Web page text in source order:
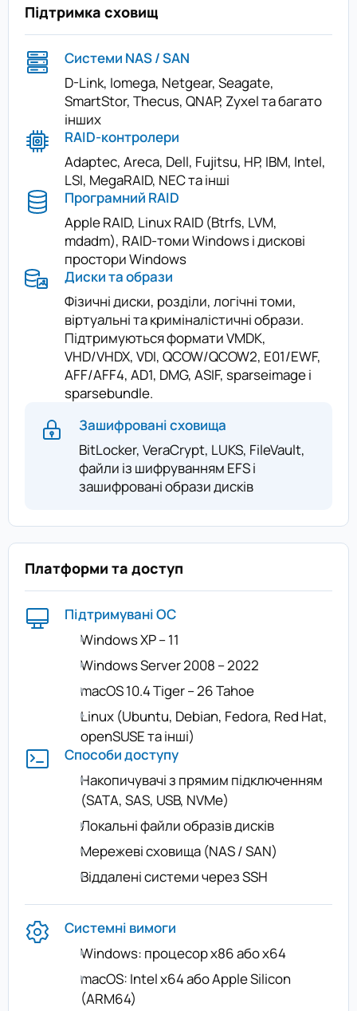
Підтримка сховищ
Системи NAS / SAN
D-Link, Iomega, Netgear, Seagate,
SmartStor, Thecus, QNAP, Zyxel та багато
інших
RAID-контролери
Adaptec, Areca, Dell, Fujitsu, HP, IBM, Intel,
LSI, MegaRAID, NEC та інші
Програмний RAID
Apple RAID, Linux RAID (Btrfs, LVM,
mdadm), RAID-томи Windows і дискові
простори Windows
Диски та образи
Фізичні диски, розділи, логічні томи,
віртуальні та криміналістичні образи.
Підтримуються формати VMDK,
VHD/VHDX, VDI, QCOW/QCOW2, E01/EWF,
AFF/AFF4, AD1, DMG, ASIF, sparseimage і
sparsebundle.
Зашифровані сховища
BitLocker, VeraCrypt, LUKS, FileVault,
файли із шифруванням EFS і
зашифровані образи дисків
Платформи та доступ
Підтримувані ОС
Windows XP – 11
Windows Server 2008 – 2022
macOS 10.4 Tiger – 26 Tahoe
Linux (Ubuntu, Debian, Fedora, Red Hat,
openSUSE та інші)
Способи доступу
Накопичувачі з прямим підключенням
(SATA, SAS, USB, NVMe)
Локальні файли образів дисків
Мережеві сховища (NAS / SAN)
Віддалені системи через SSH
Системні вимоги
Windows: процесор x86 або x64
macOS: Intel x64 або Apple Silicon
(ARM64)